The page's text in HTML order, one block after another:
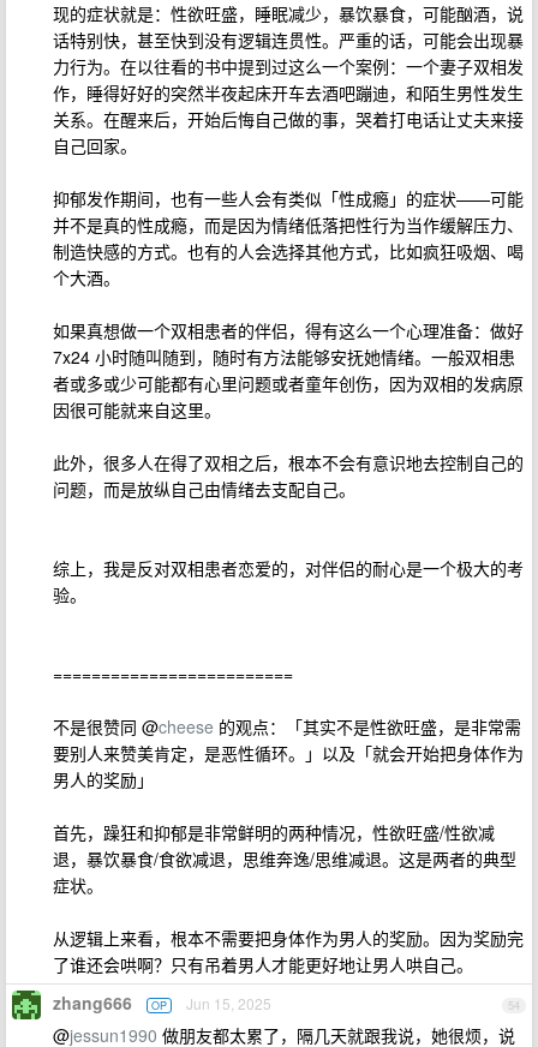
现的症状就是：性欲旺盛，睡眠减少，暴饮暴食，可能酗酒，说
话特别快，甚至快到没有逻辑连贯性。严重的话，可能会出现暴
力行为。在以往看的书中提到过这么一个案例：一个妻子双相发
作，睡得好好的突然半夜起床开车去酒吧蹦迪，和陌生男性发生
关系。在醒来后，开始后悔自己做的事，哭着打电话让丈夫来接
自己回家。
抑郁发作期间，也有一些人会有类似「性成瘾」的症状——可能
并不是真的性成瘾，而是因为情绪低落把性行为当作缓解压力、
制造快感的方式。也有的人会选择其他方式，比如疯狂吸烟、喝
个大酒。
如果真想做一个双相患者的伴侣，得有这么一个心理准备：做好
7x24 小时随叫随到，随时有方法能够安抚她情绪。一般双相患
者或多或少可能都有心里问题或者童年创伤，因为双相的发病原
因很可能就来自这里。
此外，很多人在得了双相之后，根本不会有意识地去控制自己的
问题，而是放纵自己由情绪去支配自己。
综上，我是反对双相患者恋爱的，对伴侣的耐心是一个极大的考
验。
=========================
不是很赞同 @cheese 的观点：「其实不是性欲旺盛，是非常需
要别人来赞美肯定，是恶性循环。」以及「就会开始把身体作为
男人的奖励」
首先，躁狂和抑郁是非常鲜明的两种情况，性欲旺盛/性欲减
退，暴饮暴食/食欲减退，思维奔逸/思维减退。这是两者的典型
症状。
从逻辑上来看，根本不需要把身体作为男人的奖励。因为奖励完
了谁还会哄啊？只有吊着男人才能更好地让男人哄自己。
54
zhang666 OP Jun 15, 2025
@jessun1990 做朋友都太累了，隔几天就跟我说，她很烦，说